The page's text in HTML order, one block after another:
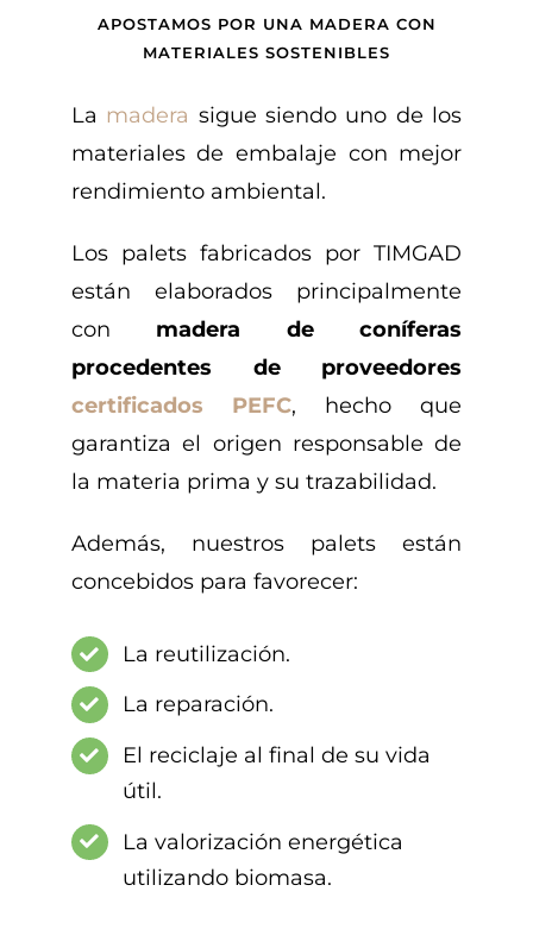
APOSTAMOS POR UNA MADERA CON
MATERIALES SOSTENIBLES
La madera sigue siendo uno de los
materiales de embalaje con mejor
rendimiento ambiental.
Los palets fabricados por TIMGAD
están elaborados principalmente
con madera de coníferas
procedentes de proveedores
certificados PEFC, hecho que
garantiza el origen responsable de
la materia prima y su trazabilidad.
Además, nuestros palets están
concebidos para favorecer:
La reutilización.
La reparación.
El reciclaje al final de su vida
útil.
La valorización energética
utilizando biomasa.